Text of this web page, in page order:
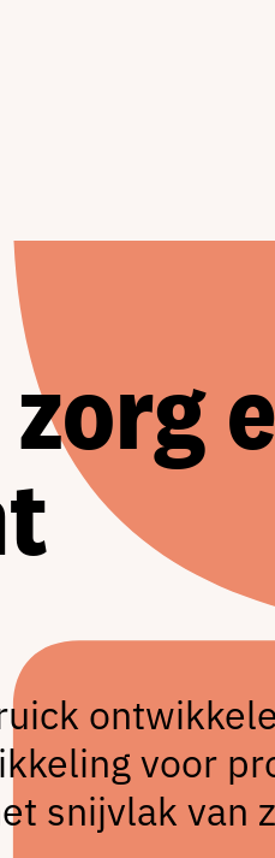
voor
snijvlak van